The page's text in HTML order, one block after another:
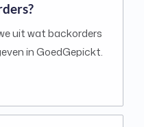
uit wat backorders
in GoedGepickt.